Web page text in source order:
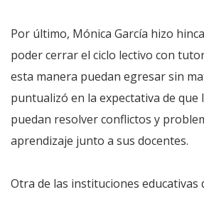
Por último, Mónica García hizo
poder cerrar el ciclo lectivo con
esta manera puedan egresar sin
puntualizó en la expectativa de que
puedan resolver conflictos y
aprendizaje junto a sus docentes.
Otra de las instituciones educativas